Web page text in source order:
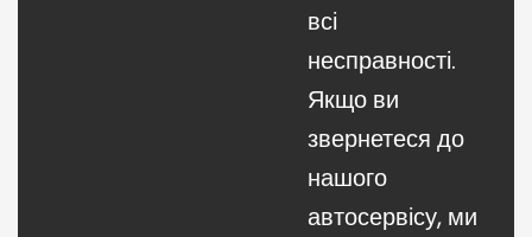
всі
несправності.
Якщо ви
звернетеся до
нашого
автосервісу, ми